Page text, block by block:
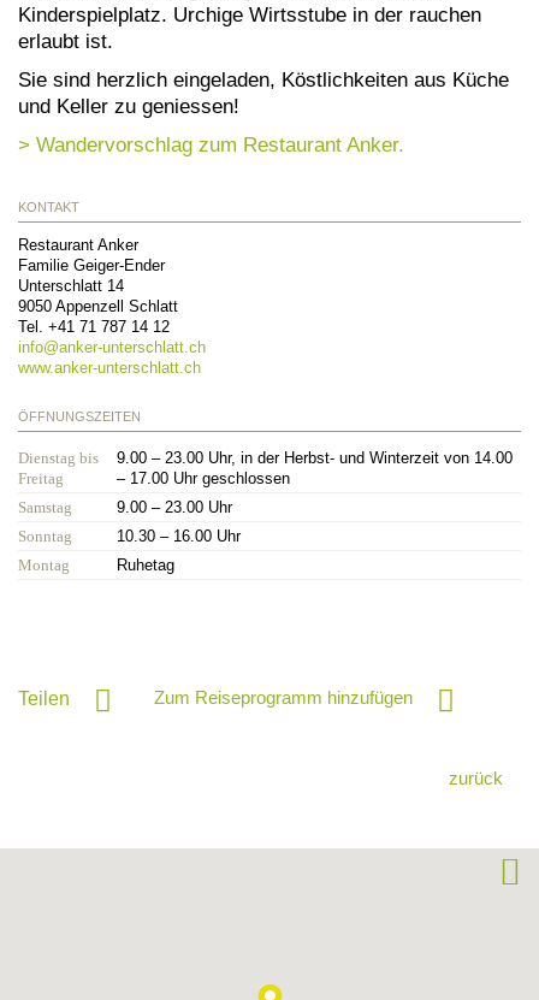
Kinderspielplatz. Urchige Wirtsstube in der rauchen
erlaubt ist.
Sie sind herzlich eingeladen, Köstlichkeiten aus Küche
und Keller zu geniessen!
> Wandervorschlag zum Restaurant Anker.
KONTAKT
Restaurant Anker
Familie Geiger-Ender
Unterschlatt 14
9050 Appenzell Schlatt
Tel. +41 71 787 14 12
info@anker-unterschlatt.ch
www.anker-unterschlatt.ch
ÖFFNUNGSZEITEN
Dienstag bis
Freitag
9.00 – 23.00 Uhr, in der Herbst- und Winterzeit von 14.00
– 17.00 Uhr geschlossen
Samstag
9.00 – 23.00 Uhr
Sonntag
10.30 – 16.00 Uhr
Montag
Ruhetag
Teilen Zum Reiseprogramm hinzufügen
zurück